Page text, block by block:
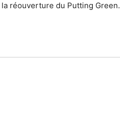
réouverture du Putting Green.